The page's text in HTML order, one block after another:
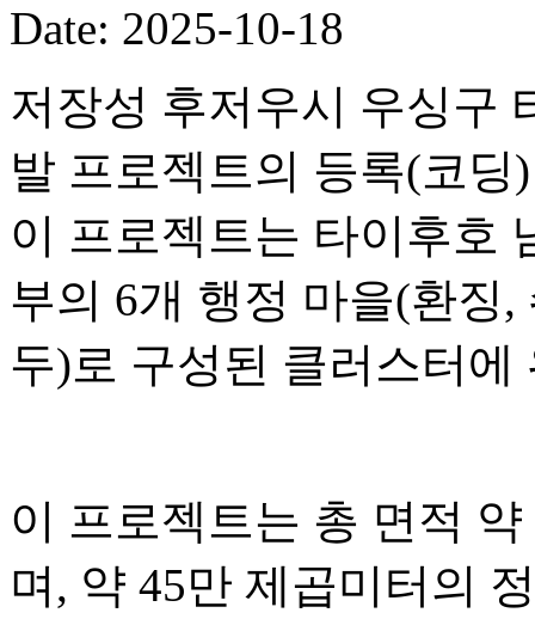
Date: 2025-10-18
저장성 후저우시 우싱구
발 프로젝트의 등록(코
이 프로젝트는 타이후호
부의 6개 행정 마을(환징
두)로 구성된 클러스터에
이 프로젝트는 총 면적
며, 약 45만 제곱미터의